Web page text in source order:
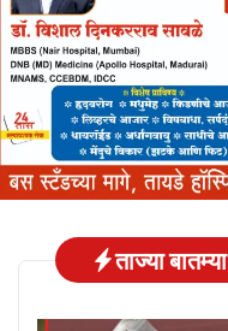
ताज्या बातम्या